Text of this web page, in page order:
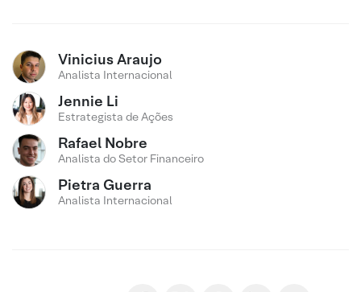
Vinicius Araujo
Analista Internacional
Jennie Li
Estrategista de Ações
Rafael Nobre
Analista do Setor Financeiro
Pietra Guerra
Analista Internacional